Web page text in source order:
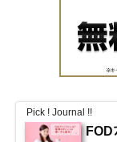
Pick ! Journal !!
FOD